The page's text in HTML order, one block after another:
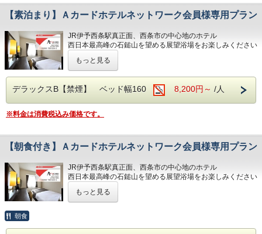
アメニティバー、会議室
団体様の場合や時期によりキャンセル規定が異なります
詳しくはホテルまでお問い合わせくださいませ
・シモンズ社製デュベスタイルロング＆ワイドベッドで快適
な寝心地
タオル、各部屋Wi-Fi
■チェックイン14:00~24:00(最終) / チェックアウト11:00
■各種サービス
ウェルカムドリンク 14:00〜23:00、コインランドリー 7：
00～22：00（有料）、自動販売機、製氷機、電子レンジ、
■注意事項
詳しくはホテルまでお問い合わせくださいませ
までは
っております。
当ホテルには展望浴場があり、人工温泉となっておりま
す。
疲れを癒す効能がございますのでここで一度身体の疲れ
を取り除き、
そして、このプランをご利用いただいたお遍路様、御朱
印帳を見せていただければ
スタンダードAタイプは
ただいております。
ご了承くださいませ。
JR伊予西条駅真正面、西条市の中心地のホテル
西日本最高峰の石鎚山を望める展望浴場をお楽しみください
西日本最高峰の石鎚山や西条市の街並を望める人工ヘルスト
【素泊まり】Ａカードホテルネットワーク会員様専用プラン
JR伊予西条駅真正面、西条市の中心地のホテル
西日本最高峰の石鎚山を望める展望浴場をお楽しみください
■男女別展望浴場(最上階：９階)
西日本最高峰の石鎚山や西条市の街並を望める人工ヘルスト
営業時間：14:00~24:00、翌6:00~9:00
■JR伊予西条駅より徒歩1分の好立地
隣がコンビニ、石鎚へのバスも真正面バス停から出ています
1日１台税込300円 ※バス・トラックは事前予約をお願いし
■焼き立てパンや産直市から取り寄せた地元野菜の和洋バイ
キング(定価：￥1320（税込）)
朝食付きプランでご予約いただくとお得にお召し上がりいた
だけます
もっと見る
デラックスB【禁煙】 ベッド幅160 8,200円～ /人
※料金は消費税込み価格です。
【朝食付き】Ａカードホテルネットワーク会員様専用プラン
JR伊予西条駅真正面、西条市の中心地のホテル
西日本最高峰の石鎚山を望める展望浴場をお楽しみください
■男女別展望浴場(最上階：９階)
西日本最高峰の石鎚山や西条市の街並を望める人工ヘルスト
もっと見る
朝食